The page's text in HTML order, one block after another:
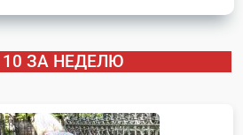
ЗА НЕДЕЛЮ